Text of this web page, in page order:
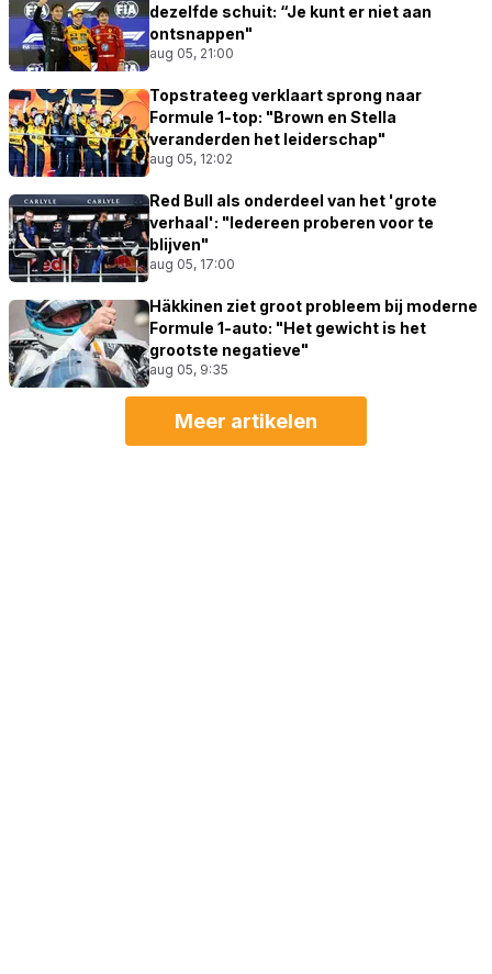
dezelfde schuit: “Je kunt er niet aan
ontsnappen"
aug 05, 21:00
Topstrateeg verklaart sprong naar
Formule 1-top: "Brown en Stella
veranderden het leiderschap"
aug 05, 12:02
Red Bull als onderdeel van het 'grote
verhaal': "Iedereen proberen voor te
blijven"
aug 05, 17:00
Häkkinen ziet groot probleem bij moderne
Formule 1-auto: "Het gewicht is het
grootste negatieve"
aug 05, 9:35
Meer artikelen